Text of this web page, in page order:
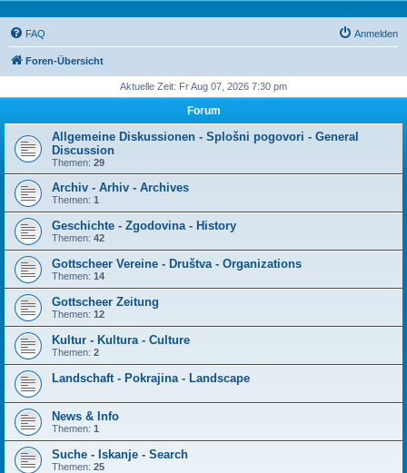
FAQ Anmelden
Foren-Übersicht
Aktuelle Zeit: Fr Aug 07, 2026 7:30 pm
Forum
Allgemeine Diskussionen - Splošni pogovori - General
Discussion
Themen: 29
Archiv - Arhiv - Archives
Themen: 1
Geschichte - Zgodovina - History
Themen: 42
Gottscheer Vereine - Društva - Organizations
Themen: 14
Gottscheer Zeitung
Themen: 12
Kultur - Kultura - Culture
Themen: 2
Landschaft - Pokrajina - Landscape
News & Info
Themen: 1
Suche - Iskanje - Search
Themen: 25